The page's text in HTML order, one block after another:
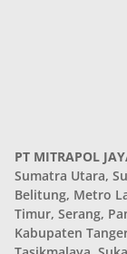
PT MITRAPOL
Sumatra Utara,
Belitung, Metro
Timur, Serang,
Kabupaten